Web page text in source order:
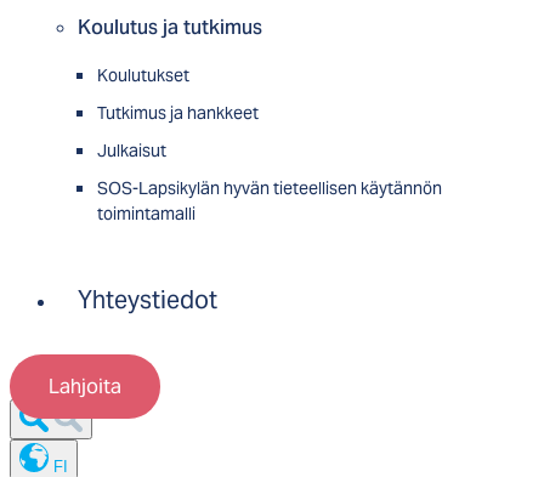
Koulutus ja tutkimus
Koulutukset
Tutkimus ja hankkeet
Julkaisut
SOS-Lapsikylän hyvän tieteellisen käytännön
toimintamalli
Yhteystiedot
Lahjoita
FI